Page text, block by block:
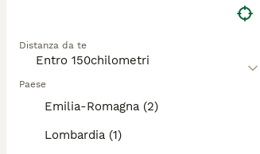
Distanza da te
Paese
Emilia-Romagna (2)
Lombardia (1)